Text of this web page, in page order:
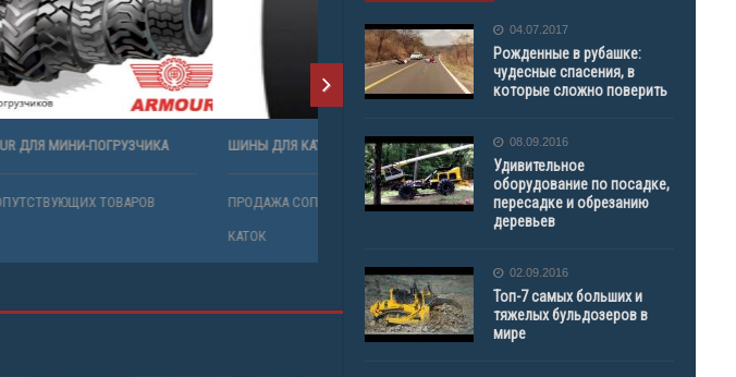
ШИНЫ ARMOUR ДЛЯ МИНИ-ПОГРУЗЧИКА
ПРОДАЖА СОПУТСТВУЮЩИХ ТОВАРОВ
ШИНЫ ДЛЯ КАТКОВ ОТ ARMOUR
ПРОДАЖА СОПУТСТВУЮЩИХ ТОВАРОВ
04.07.2017
Рожденные в рубашке:
чудесные спасения, в
которые сложно поверить
08.09.2016
Удивительное
оборудование по посадке,
пересадке и обрезанию
деревьев
02.09.2016
Топ-7 самых больших и
тяжелых бульдозеров в
мире